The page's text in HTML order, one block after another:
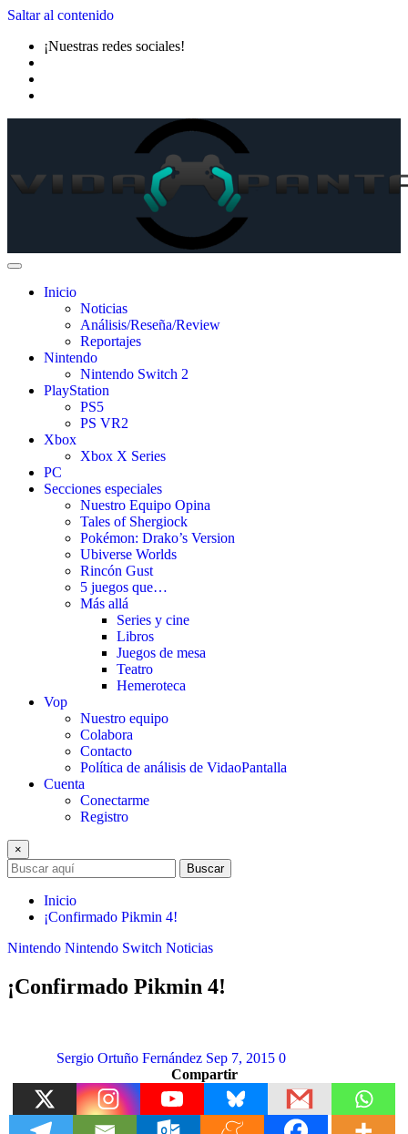
Saltar al contenido
¡Nuestras redes sociales!
Inicio
Noticias
Análisis/Reseña/Review
Reportajes
Nintendo
Nintendo Switch 2
PlayStation
PS5
PS VR2
Xbox
Xbox X Series
PC
Secciones especiales
Nuestro Equipo Opina
Tales of Shergiock
Pokémon: Drako’s Version
Ubiverse Worlds
Rincón Gust
5 juegos que…
Más allá
Series y cine
Libros
Juegos de mesa
Teatro
Hemeroteca
Vop
Nuestro equipo
Colabora
Contacto
Política de análisis de VidaoPantalla
Cuenta
Conectarme
Registro
×
Buscar
Inicio
¡Confirmado Pikmin 4!
Nintendo Nintendo Switch Noticias
¡Confirmado Pikmin 4!
Sergio Ortuño Fernández Sep 7, 2015 0
Compartir